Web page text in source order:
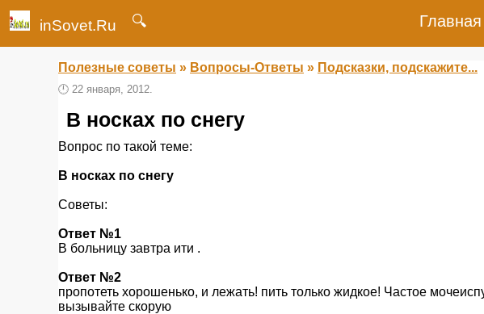
inSovet.Ru 🔍 Главная
Полезные советы » Вопросы-Ответы » Подсказки, подскажите...
🕛 22 января, 2012.
В носках по снегу
Вопрос по такой теме:
В носках по снегу
Советы:
Ответ №1
В больницу завтра ити .
Ответ №2
пропотеть хорошенько, и лежать! пить только жидкое! Частое
вызывайте скорую